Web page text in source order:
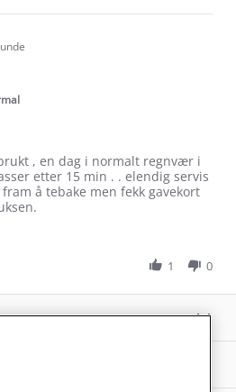
, en dag i normalt regnvær i
etter 15 min . . elendig servis
å tebake men fekk gavekort
1 0
her⛰